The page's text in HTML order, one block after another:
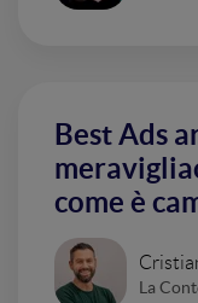
Best Ads
come è
La